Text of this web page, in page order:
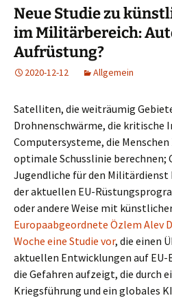
Neue Studie zu
im Militärbereich:
Aufrüstung?
2020-12-12 Allgemein
Satelliten, die weiträumig
Drohnenschwärme, die kritische
Computersysteme, die
optimale Schusslinie berechnen;
Jugendliche für den Militärdienst
der aktuellen EU-
oder andere Weise mit
Europaabgeordnete Özlem Alev
Woche eine Studie vor, die einen
aktuellen Entwicklungen auf EU-
die Gefahren aufzeigt, die durch
Kriegsführung und ein globales